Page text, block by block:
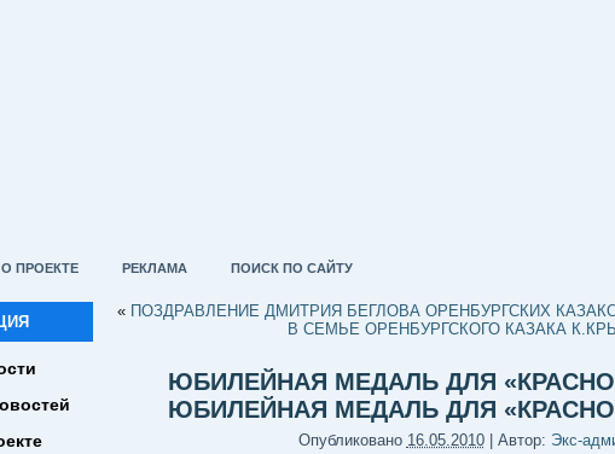
О ПРОЕКТЕ РЕКЛАМА ПОИСК ПО САЙТУ
« ПОЗДРАВЛЕНИЕ ДМИТРИЯ БЕГЛОВА ОРЕНБУРГСКИХ
В СЕМЬЕ ОРЕНБУРГСКОГО КАЗАКА
ЮБИЛЕЙНАЯ МЕДАЛЬ ДЛЯ
ЮБИЛЕЙНАЯ МЕДАЛЬ ДЛЯ
Опубликовано 16.05.2010| Автор: Экс-